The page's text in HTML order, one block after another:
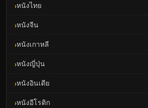
หนังไทย
หนังจีน
หนังเกาหลี
หนังญี่ปุ่น
หนังอินเดีย
หนังอีโรติก